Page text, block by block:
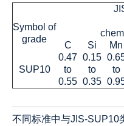
Symbol of
grade
C
Si Mn
SUP10
0.47
to
0.55
0.15
to
0.35
to
不同标准中与JIS-SUP10